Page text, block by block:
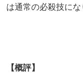
は通常の必殺技にな
【概評】